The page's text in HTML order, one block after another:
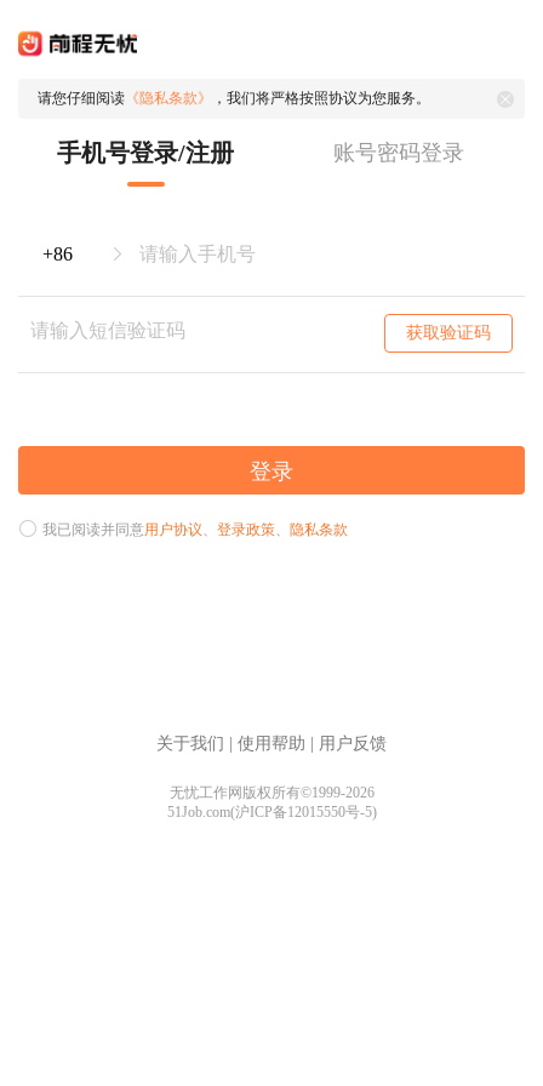
请您仔细阅读 《隐私条款》 ，我们将严格按照协议为您服务。
手机号登录/注册 账号密码登录
获取验证码
登录
我已阅读并同意用户协议、 登录政策、 隐私条款
关于我们 使用帮助 用户反馈
无忧工作网版权所有©1999-2026
51Job.com(沪ICP备12015550号-5)